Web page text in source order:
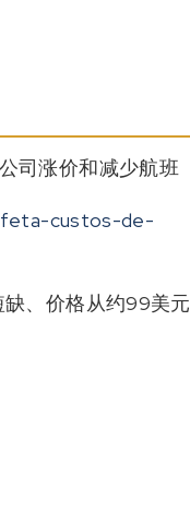
司涨价和减少航班
custos-de-
、价格从约99美元